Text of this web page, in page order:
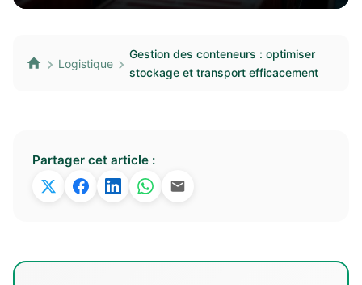
Logistique
Gestion des conteneurs : optimiser
stockage et transport efficacement
Partager cet article :